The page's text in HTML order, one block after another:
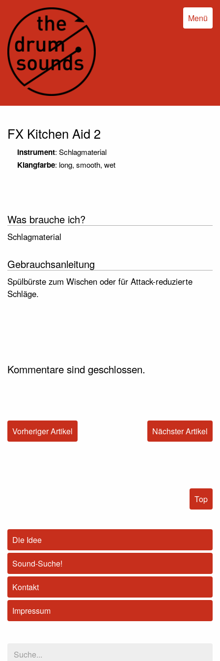
Menü
FX Kitchen Aid 2
Instrument: Schlagmaterial
Klangfarbe: long, smooth, wet
Was brauche ich?
Schlagmaterial
Gebrauchsanleitung
Spülbürste zum Wischen oder für Attack-reduzierte
Schläge.
Kommentare sind geschlossen.
Nächster Artikel
Vorheriger Artikel
Top
Die Idee
Sound-Suche!
Kontakt
Impressum